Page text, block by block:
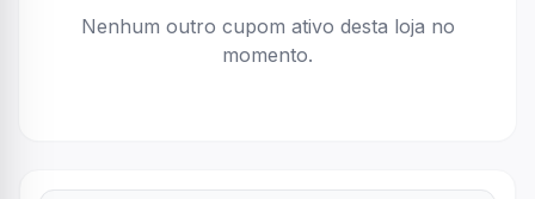
Nenhum outro cupom ativo desta loja no
momento.